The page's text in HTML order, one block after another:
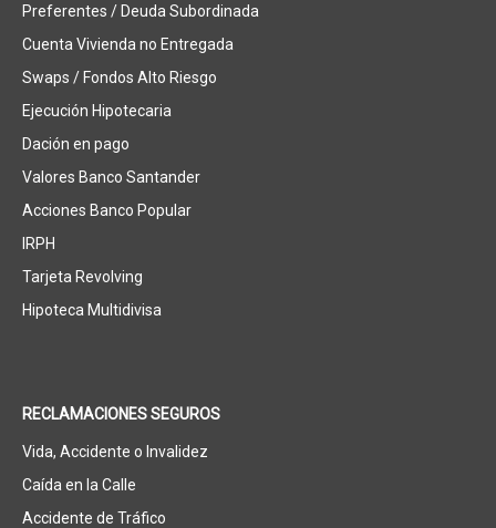
Preferentes / Deuda Subordinada
Cuenta Vivienda no Entregada
Swaps / Fondos Alto Riesgo
Ejecución Hipotecaria
Dación en pago
Valores Banco Santander
Acciones Banco Popular
IRPH
Tarjeta Revolving
Hipoteca Multidivisa
RECLAMACIONES SEGUROS
Vida, Accidente o Invalidez
Caída en la Calle
Accidente de Tráfico